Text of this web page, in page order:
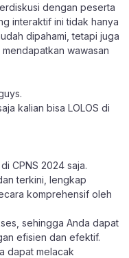
dengan peserta
interaktif ini tidak hanya
dipahami, tetapi juga
wawasan
kalian bisa LOLOS di
CPNS 2024 saja.
terkini, lengkap
komprehensif oleh
sehingga Anda dapat
efisien dan efektif.
dapat melacak